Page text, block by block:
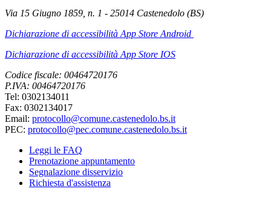
Via 15 Giugno 1859, n. 1 - 25014 Castenedolo (BS)
Dichiarazione di accessibilità App Store Android
Dichiarazione di accessibilità App Store IOS
Codice fiscale: 00464720176
P.IVA: 00464720176
Tel: 0302134011
Fax: 0302134017
Email: protocollo@comune.castenedolo.bs.it
PEC: protocollo@pec.comune.castenedolo.bs.it
Leggi le FAQ
Prenotazione appuntamento
Segnalazione disservizio
Richiesta d'assistenza